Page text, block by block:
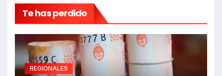
Te has perdido
REGIONALES